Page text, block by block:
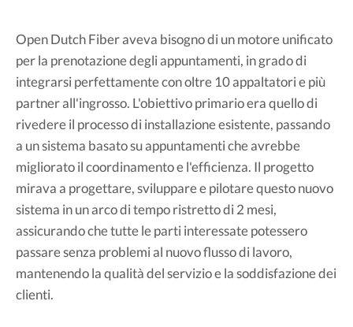
Open Dutch Fiber aveva bisogno di un motore unificato
per la prenotazione degli appuntamenti, in grado di
integrarsi perfettamente con oltre 10 appaltatori e più
partner all'ingrosso. L'obiettivo primario era quello di
rivedere il processo di installazione esistente, passando
a un sistema basato su appuntamenti che avrebbe
migliorato il coordinamento e l'efficienza. Il progetto
mirava a progettare, sviluppare e pilotare questo nuovo
sistema in un arco di tempo ristretto di 2 mesi,
assicurando che tutte le parti interessate potessero
passare senza problemi al nuovo flusso di lavoro,
mantenendo la qualità del servizio e la soddisfazione dei
clienti.